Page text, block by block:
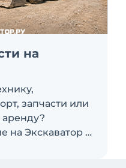
на
запчасти или
на Экскаватор Ру